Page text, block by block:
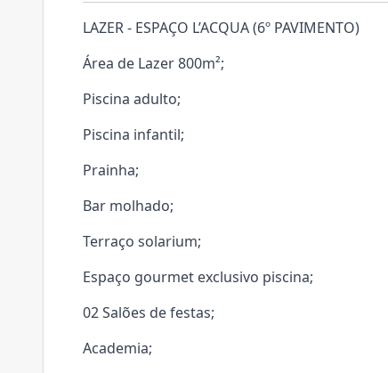
LAZER - ESPAÇO L’ACQUA (6º PAVIMENTO)
Área de Lazer 800m²;
Piscina adulto;
Piscina infantil;
Prainha;
Bar molhado;
Terraço solarium;
Espaço gourmet exclusivo piscina;
02 Salões de festas;
Academia;